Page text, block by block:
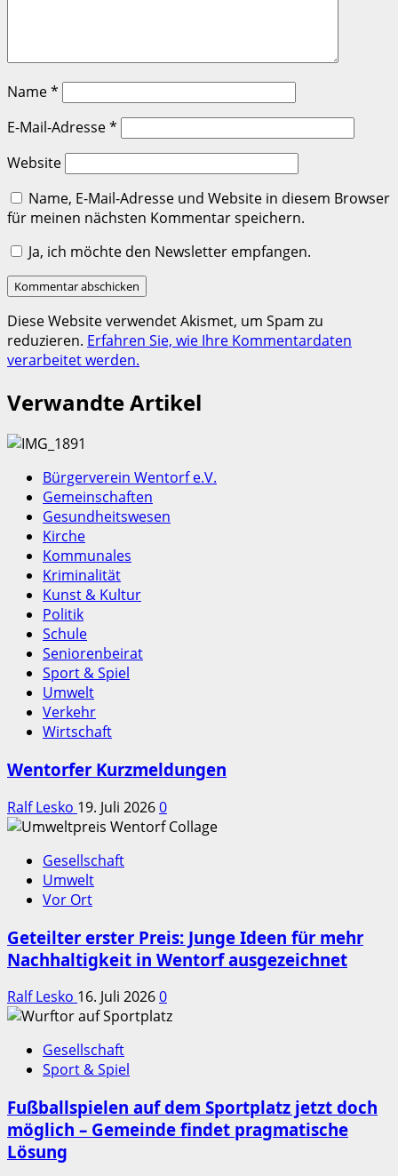
Name*
E-Mail-Adresse*
Website
Name, E-Mail-Adresse und Website in diesem Browser
für meinen nächsten Kommentar speichern.
Ja, ich möchte den Newsletter empfangen.
Diese Website verwendet Akismet, um Spam zu
reduzieren. Erfahren Sie, wie Ihre Kommentardaten
verarbeitet werden.
Verwandte Artikel
Bürgerverein Wentorf e.V.
Gemeinschaften
Gesundheitswesen
Kirche
Kommunales
Kriminalität
Kunst & Kultur
Politik
Schule
Seniorenbeirat
Sport & Spiel
Umwelt
Verkehr
Wirtschaft
Wentorfer Kurzmeldungen
Ralf Lesko 19. Juli 20260
Gesellschaft
Umwelt
Vor Ort
Geteilter erster Preis: Junge Ideen für mehr
Nachhaltigkeit in Wentorf ausgezeichnet
Ralf Lesko 16. Juli 20260
Gesellschaft
Sport & Spiel
Fußballspielen auf dem Sportplatz jetzt doch
möglich – Gemeinde findet pragmatische
Lösung